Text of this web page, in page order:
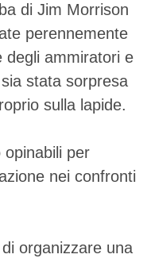
di Jim Morrison
perennemente
degli ammiratori e
stata sorpresa
sulla lapide.
per
nei confronti
organizzare una